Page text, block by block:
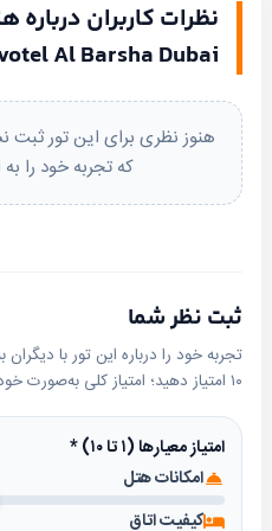
اتاق‌ها و امکانات داخلی
اتاق‌های هتل نووتل ال برشا
امکانات کامل طراحی
وای‌فای رایگان،تلویزیون
تهویه مطبوع هستند. برخی
خدمات گردشگری و رزرو هتل
برای رزرو هتل نووتل ال برشا
خدمات،آبتین تریپبهترین
ارائه خدمات حرفه‌ای و رزرو
به راحتی اقامت خود را
چرا هتل نووتل ال برشا دبی؟
نظرات کاربران
Al Barsha Dubai
هنوز نظری برای این تور ثبت
که تجربه خود را
ثبت نظر شما
۱۰ امتیاز دهید؛ امتیاز کلی به‌صورت خودکار محاسبه می‌شود.
امتیاز معیارها (۱ تا ۱۰)
*
امکانات هتل
کیفیت اتاق